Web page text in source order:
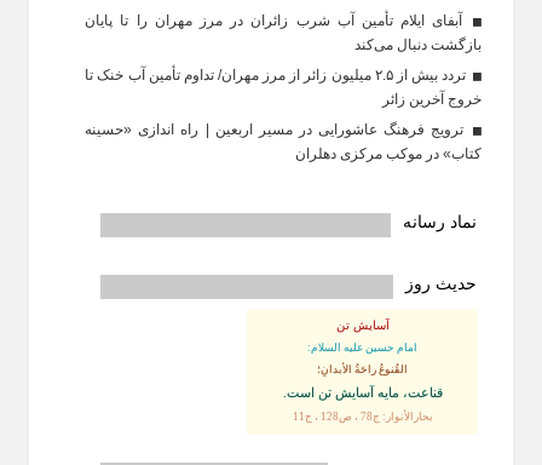
آبفای ایلام تأمین آب شرب زائران در مرز مهران را تا پایان
بازگشت دنبال می‌کند
تردد بیش از ۲.۵ میلیون زائر از مرز مهران/ تداوم تأمین آب خنک تا
خروج آخرین زائر
ترویج فرهنگ عاشورایی در مسیر اربعین | راه‌ اندازی «حسینه
کتاب» در موکب مرکزی دهلران
نماد رسانه
حدیث روز
آسایش تن
امام حسین علیه السلام:
القُنوعُ راحَةُ الأبدانِ؛
قناعت، مايه آسايش تن است.
بحارالأنوار: ج78 ، ص128 ، ح11